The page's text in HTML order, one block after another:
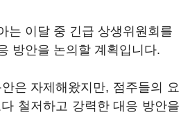
는 이달 중 긴급 상생위원회를
방안을 논의할 계획입니다.
은 자제해왔지만, 점주들의 요
철저하고 강력한 대응 방안을